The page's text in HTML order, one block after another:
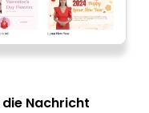
Nachricht